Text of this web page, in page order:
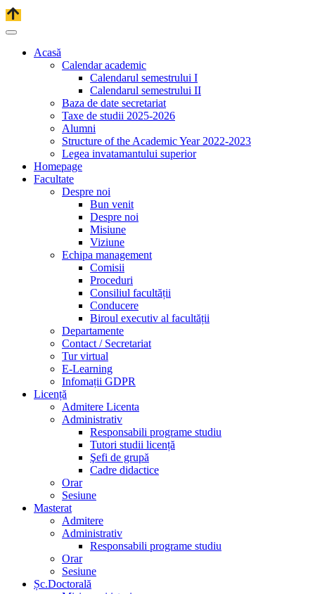
Acasă
Calendar academic
Calendarul semestrului I
Calendarul semestrului II
Baza de date secretariat
Taxe de studii 2025-2026
Alumni
Structure of the Academic Year 2022-2023
Legea invatamantului superior
Homepage
Facultate
Despre noi
Bun venit
Despre noi
Misiune
Viziune
Echipa management
Comisii
Proceduri
Consiliul facultății
Conducere
Biroul executiv al facultății
Departamente
Contact / Secretariat
Tur virtual
E-Learning
Infomații GDPR
Licență
Admitere Licenta
Administrativ
Responsabili programe studiu
Tutori studii licență
Şefi de grupă
Cadre didactice
Orar
Sesiune
Masterat
Admitere
Administrativ
Responsabili programe studiu
Orar
Sesiune
Șc.Doctorală